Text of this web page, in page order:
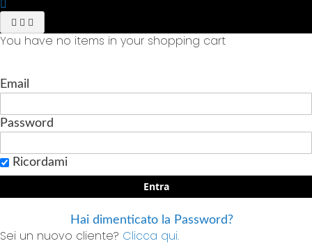
You have no items in your shopping cart
Email
Password
Ricordami
Entra
Hai dimenticato la Password?
Sei un nuovo cliente? Clicca qui.